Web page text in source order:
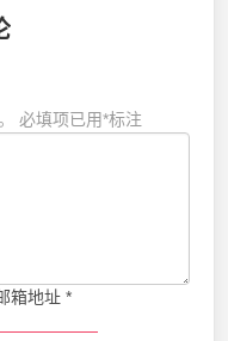
必填项已用*标注
箱地址 *